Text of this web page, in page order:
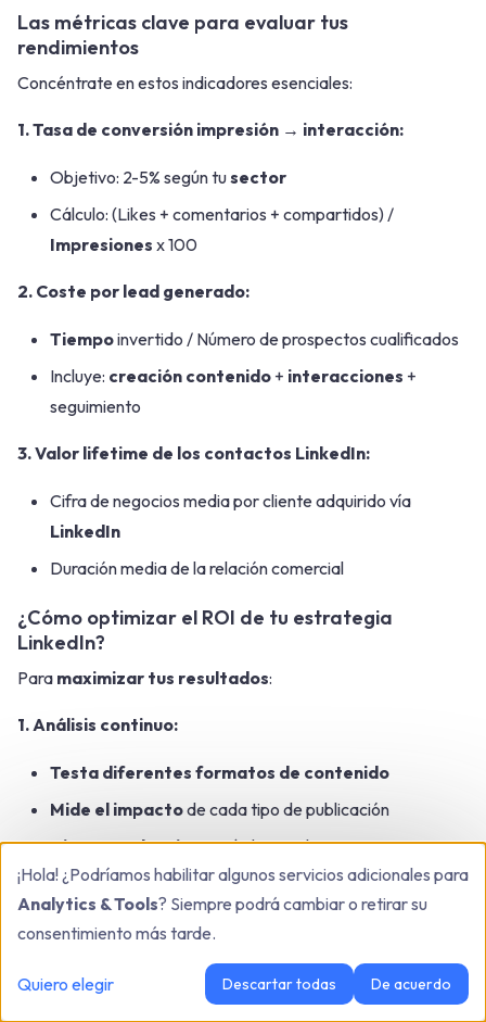
Las métricas clave para evaluar tus
rendimientos
Concéntrate en estos indicadores esenciales:
1. Tasa de conversión impresión → interacción:
Objetivo: 2-5% según tusector
Cálculo: (Likes + comentarios + compartidos) /
Impresiones x 100
2. Coste por lead generado:
Tiempoinvertido / Número de prospectos cualificados
Incluye: creación contenido + interacciones +
seguimiento
3. Valor lifetime de los contactos LinkedIn:
Cifra de negocios media por cliente adquirido vía
LinkedIn
Duración media de la relación comercial
¿Cómo optimizar el ROI de tu estrategia
LinkedIn?
Para maximizar tus resultados:
1. Análisis continuo:
Testa diferentes formatos de contenido
Mide el impactode cada tipo de publicación
Ajusta tu planningsegún los rendimientos
2. Automatización inteligente:
Delega las tareas repetitivas
Libera tiempo
para lacreación de contenido
¡Hola! ¿Podríamos habilitar algunos servicios adicionales para
Analytics & Tools? Siempre podrá cambiar o retirar su
consentimiento más tarde.
Quiero elegir Descartar todas De acuerdo